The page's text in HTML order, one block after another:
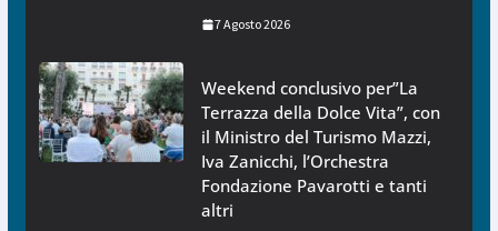
7 Agosto 2026
Weekend conclusivo per”La
Terrazza della Dolce Vita”, con
il Ministro del Turismo Mazzi,
Iva Zanicchi, l’Orchestra
Fondazione Pavarotti e tanti
altri